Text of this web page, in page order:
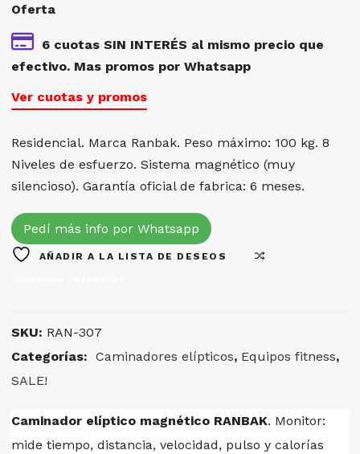
era:
$683.750.
Oferta
6 cuotas SIN INTERÉS al mismo precio que
efectivo. Mas promos por Whatsapp
Ver cuotas y promos
Residencial. Marca Ranbak. Peso máximo: 100 kg. 8
Niveles de esfuerzo. Sistema magnético (muy
silencioso). Garantía oficial de fabrica: 6 meses.
Pedí más info por Whatsapp
AÑADIR A LA LISTA DE DESEOS
SKU: RAN-307
Categorías:
Caminadores elípticos, Equipos fitness,
SALE!
Caminador elíptico magnético RANBAK. Monitor:
mide tiempo, distancia, velocidad, pulso y calorías